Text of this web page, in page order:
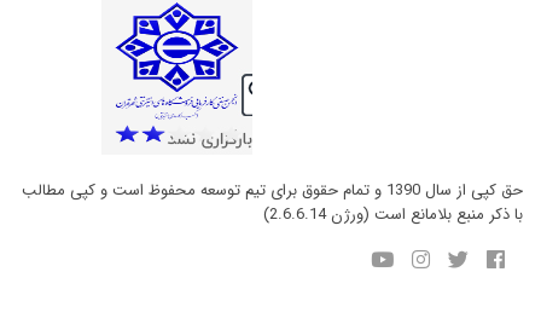
حق کپی از سال 1390 و تمام حقوق برای تیم توسعه محفوظ است و کپی مطالب
با ذکر منبع بلامانع است (ورژن 2.6.6.14)